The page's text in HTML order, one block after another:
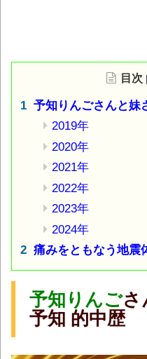
目次
予知りんごさんと妹
2019年
2020年
2021年
2022年
2023年
2024年
痛みをともなう地震
予知りんごさ
予知 的中歴